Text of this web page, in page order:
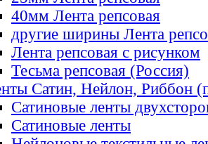
40мм Лента репсовая
другие ширины Лента
Лента репсовая с рисунком
Тесьма репсовая (Россия)
Сатин, Нейлон, Риббон
Сатиновые ленты
Сатиновые ленты